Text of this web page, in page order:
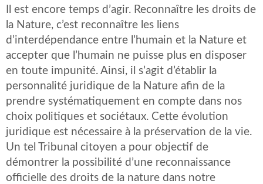
Il est encore temps d’agir. Reconnaître les droits de
la Nature, c’est reconnaître les liens
d’interdépendance entre l’humain et la Nature et
accepter que l’humain ne puisse plus en disposer
en toute impunité. Ainsi, il s’agit d’établir la
personnalité juridique de la Nature afin de la
prendre systématiquement en compte dans nos
choix politiques et sociétaux. Cette évolution
juridique est nécessaire à la préservation de la vie.
Un tel Tribunal citoyen a pour objectif de
démontrer la possibilité d’une reconnaissance
officielle des droits de la nature dans notre